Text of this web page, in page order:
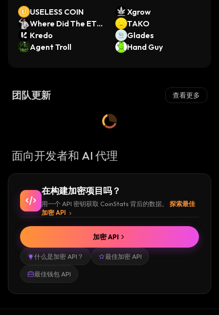
USELESS COIN
Xgrow
Where Did The ETH
Go? (Pulsechain)
TAKO
Kredo
Glades
Agent Troll
Hand Guy
团队更新 查看更多
面向开发者和 AI 代理
在构建加密项目吗？
用一个 API 密钥获取 CoinStats 背后的数据。
探索最佳
加密 API
什么是加密 API？ 最佳加密 API
最佳钱包 API
加密 API